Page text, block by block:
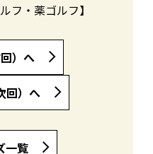
フ・薬ゴルフ】
）へ
回）へ
一覧